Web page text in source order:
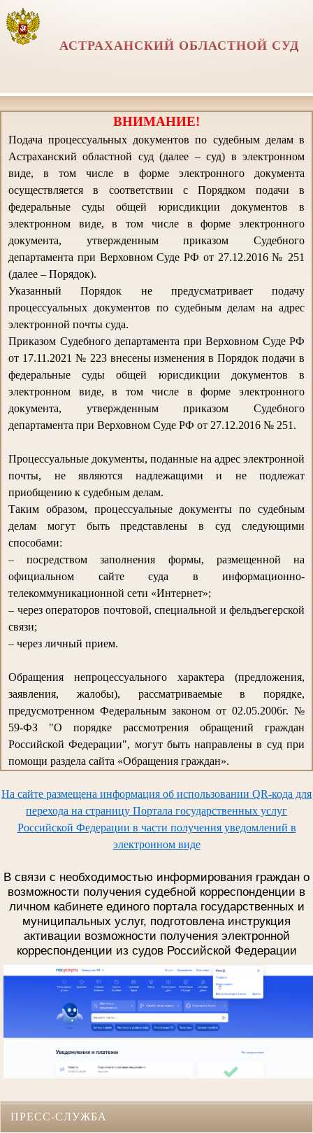
АСТРАХАНСКИЙ ОБЛАСТНОЙ СУД
ВНИМАНИЕ!
Подача процессуальных документов по судебным делам в
Астраханский областной суд (далее – суд) в электронном
виде, в том числе в форме электронного документа
осуществляется в соответствии с Порядком подачи в
федеральные суды общей юрисдикции документов в
электронном виде, в том числе в форме электронного
документа, утвержденным приказом Судебного
департамента при Верховном Суде РФ от 27.12.2016 № 251
(далее – Порядок).
Указанный Порядок не предусматривает подачу
процессуальных документов по судебным делам на адрес
электронной почты суда.
Приказом Судебного департамента при Верховном Суде РФ
от 17.11.2021 № 223 внесены изменения в Порядок подачи в
федеральные суды общей юрисдикции документов в
электронном виде, в том числе в форме электронного
документа, утвержденным приказом Судебного
департамента при Верховном Суде РФ от 27.12.2016 № 251.
Процессуальные документы, поданные на адрес электронной
почты, не являются надлежащими и не подлежат
приобщению к судебным делам.
Таким образом, процессуальные документы по судебным
делам могут быть представлены в суд следующими
способами:
– посредством заполнения формы, размещенной на
официальном сайте суда в информационно-
телекоммуникационной сети «Интернет»;
– через операторов почтовой, специальной и фельдъегерской
связи;
– через личный прием.
Обращения непроцессуального характера (предложения,
заявления, жалобы), рассматриваемые в порядке,
предусмотренном Федеральным законом от 02.05.2006г. №
59-ФЗ "О порядке рассмотрения обращений граждан
Российской Федерации", могут быть направлены в суд при
помощи раздела сайта «Обращения граждан».
На сайте размещена информация об использовании QR-кода для
перехода на страницу Портала государственных услуг
Российской Федерации в части получения уведомлений в
электронном виде
В связи с необходимостью информирования граждан о
возможности получения судебной корреспонденции в
личном кабинете единого портала государственных и
муниципальных услуг, подготовлена инструкция
активации возможности получения электронной
корреспонденции из судов Российской Федерации
ПРЕСС-СЛУЖБА